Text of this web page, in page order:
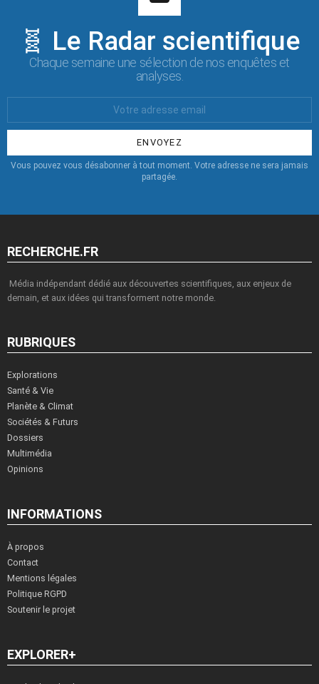
🧬 Le Radar scientifique
Chaque semaine une sélection de nos enquêtes et
analyses.
:
Vous pouvez vous désabonner à tout moment. Votre adresse ne sera jamais
partagée.
RECHERCHE.FR
Média indépendant dédié aux découvertes scientifiques, aux enjeux de
demain, et aux idées qui transforment notre monde.
RUBRIQUES
Explorations
Santé & Vie
Planète & Climat
Sociétés & Futurs
Dossiers
Multimédia
Opinions
INFORMATIONS
À propos
Contact
Mentions légales
Politique RGPD
Soutenir le projet
EXPLORER+